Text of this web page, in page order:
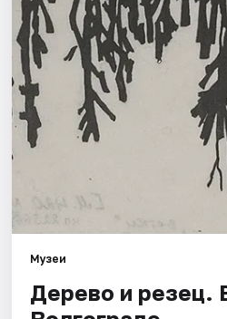
Артисты
Рейтинги
Музеи
Дерево и резец.